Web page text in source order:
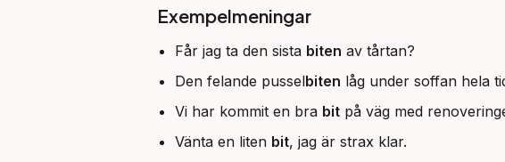
Exempelmeningar
Får jag ta den sista biten av tårtan?
Den felande pusselbiten låg under soffan hela
Vi har kommit en bra bit på väg med
Vänta en liten bit, jag är strax klar.